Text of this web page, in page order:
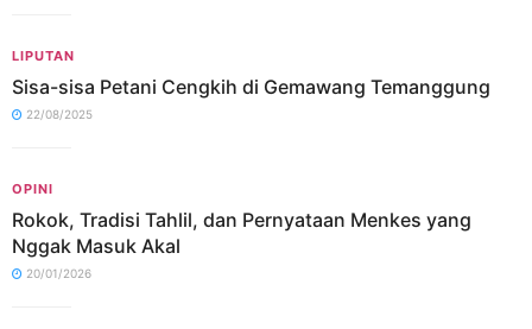
LIPUTAN
Sisa-sisa Petani Cengkih di Gemawang Temanggung
22/08/2025
OPINI
Rokok, Tradisi Tahlil, dan Pernyataan Menkes yang
Nggak Masuk Akal
20/01/2026